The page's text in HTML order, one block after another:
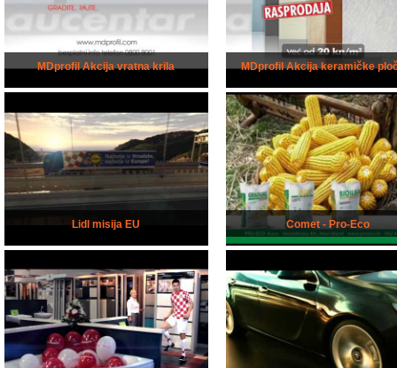
MDprofil Akcija vratna krila MDprofil Akcija keramičke
Lidl misija EU Comet - Pro-Eco